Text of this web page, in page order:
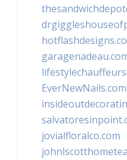
EverNewNails.com
jovialfloralco.com